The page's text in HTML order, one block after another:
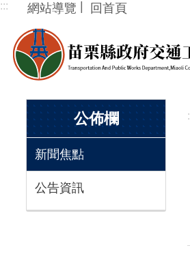
跳到主要內容區塊
::: 網站導覽 回首頁
:::
公佈欄
新聞焦點
公告資訊